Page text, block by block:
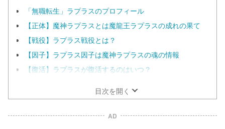
「無職転生」ラプラスのプロフィール
【正体】魔神ラプラスとは魔龍王ラプラスの成れの果て
【戦役】ラプラス戦役とは？
【因子】ラプラス因子は魔神ラプラスの魂の情報
【復活】ラプラスが復活するのはいつ？
目次を開く
AD